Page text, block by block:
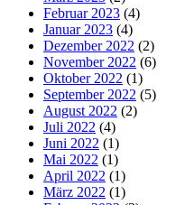
Februar 2023 (4)
Januar 2023 (4)
Dezember 2022 (2)
November 2022 (6)
Oktober 2022 (1)
September 2022 (5)
August 2022 (2)
Juli 2022 (4)
Juni 2022 (1)
Mai 2022 (1)
April 2022 (1)
März 2022 (1)